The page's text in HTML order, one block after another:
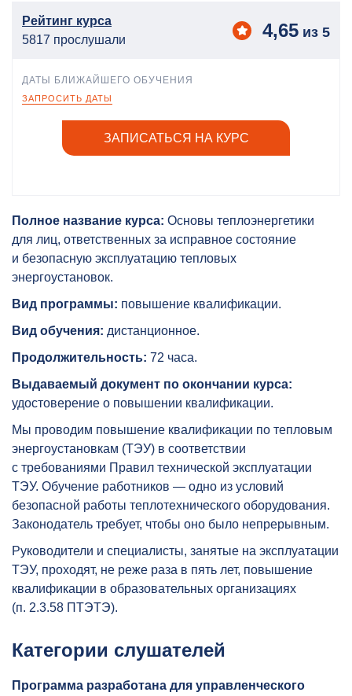
Рейтинг курса
5817 прослушали
4,65 из 5
ДАТЫ БЛИЖАЙШЕГО ОБУЧЕНИЯ
ЗАПРОСИТЬ ДАТЫ
ЗАПИСАТЬСЯ НА КУРС
Полное название курса: Основы теплоэнергетики
для лиц, ответственных за исправное состояние
и безопасную эксплуатацию тепловых
энергоустановок.
Вид программы: повышение квалификации.
Вид обучения: дистанционное.
Продолжительность: 72 часа.
Выдаваемый документ по окончании курса:
удостоверение о повышении квалификации.
Мы проводим повышение квалификации по тепловым
энергоустановкам (ТЭУ) в соответствии
с требованиями Правил технической эксплуатации
ТЭУ. Обучение работников — одно из условий
безопасной работы теплотехнического оборудования.
Законодатель требует, чтобы оно было непрерывным.
Руководители и специалисты, занятые на эксплуатации
ТЭУ, проходят, не реже раза в пять лет, повышение
квалификации в образовательных организациях
(п. 2.3.58 ПТЭТЭ).
Категории слушателей
Программа разработана для управленческого